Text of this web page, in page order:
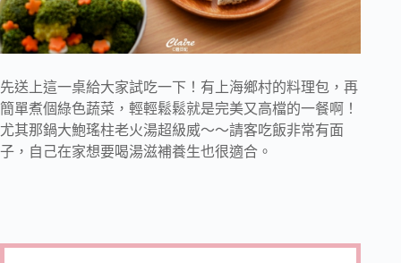
先送上這一桌給大家試吃一下！有上海鄉村的料理包，再
簡單煮個綠色蔬菜，輕輕鬆鬆就是完美又高檔的一餐啊！
尤其那鍋大鮑瑤柱老火湯超級威～～請客吃飯非常有面
子，自己在家想要喝湯滋補養生也很適合。